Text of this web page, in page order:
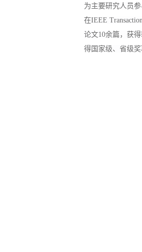
为主要研究人员
在IEEE
论文10余篇，获
得国家级、 省级奖